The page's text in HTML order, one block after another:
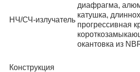
НЧ/СЧ-излучатель
диафрагма,
катушка,
прогрессивная
окантовка из
Конструкция